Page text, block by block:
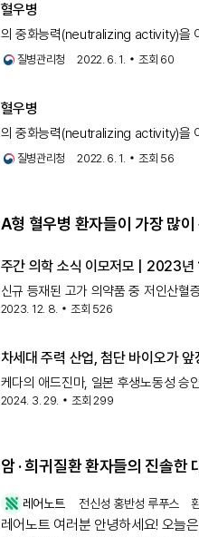
혈우병
의 중화능력(neutralizing activity)을
수조에서 2시간(A형 혈우병) 혹은 10
질병관리청 2022. 6. 1. 조회 60
혈우병
의 중화능력(neutralizing activity)을
수조에서 2시간(A형 혈우병) 혹은 10
질병관리청 2022. 6. 1. 조회 56
A형 혈우병 환자들이 가장 많이
주간 의학 소식 이모저모 | 2023년
신규 등재된 고가 의약품 중 저인산혈
척수성 근위축과 A형 혈우병 치료제
2023. 12. 8. 조회 526
차세대 주력 산업, 첨단 바이오가 앞
케다의 애드진마, 일본 후생노동성 승
승인 후천성 A형 혈우병 | 다케다의
2024. 3. 29. 조회299
암 · 희귀질환 환자들의 진솔한
레어노트 전신성 홍반성 루푸스
레어노트 여러분 안녕하세요! 오늘은 민족 대명절 추석이예요. 🌕 모든 분들이 명절 동안에